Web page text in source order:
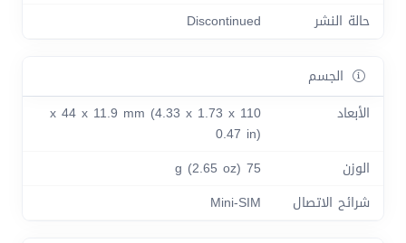
حالة النشر
Discontinued
الجسم
الأبعاد
110 x 44 x 11.9 mm (4.33 x 1.73 x
0.47 in)
الوزن
75 g (2.65 oz)
شرائح الاتصال
Mini-SIM